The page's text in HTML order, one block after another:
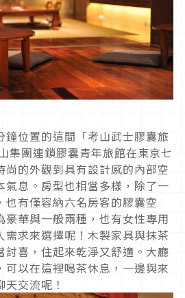
鐘位置的這間「考山武士膠囊旅
集團連鎖膠囊青年旅館在東京七
尚的外觀到具有設計感的內部空
氣息。房型也相當多樣，除了一
也有僅容納六名房客的膠囊空
豪華與一般兩種，也有女性專用
需求來選擇呢！木製家具與抹茶
討喜，住起來乾淨又舒適。大廳
可以在這裡喝茶休息，一邊與來
交流呢！